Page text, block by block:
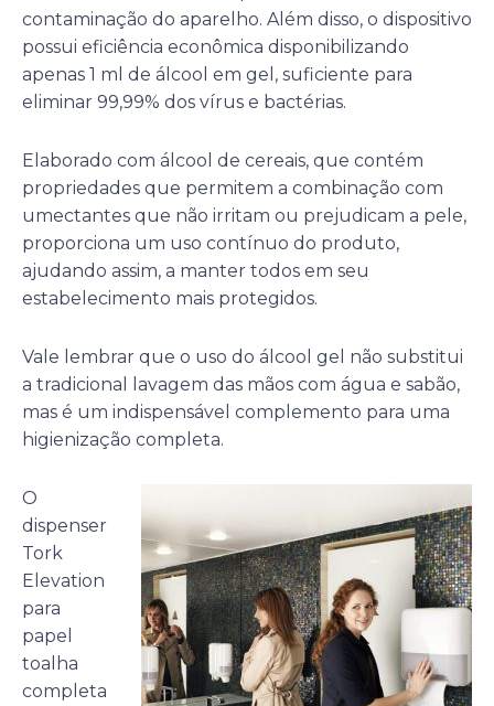
contaminação do aparelho. Além disso, o dispositivo
possui eficiência econômica disponibilizando
apenas 1 ml de álcool em gel, suficiente para
eliminar 99,99% dos vírus e bactérias.
Elaborado com álcool de cereais, que contém
propriedades que permitem a combinação com
umectantes que não irritam ou prejudicam a pele,
proporciona um uso contínuo do produto,
ajudando assim, a manter todos em seu
estabelecimento mais protegidos.
Vale lembrar que o uso do álcool gel não substitui
a tradicional lavagem das mãos com água e sabão,
mas é um indispensável complemento para uma
higienização completa.
O
dispenser
Tork
Elevation
para
papel
toalha
completa